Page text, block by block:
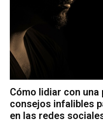
Cómo lidiar con
consejos infalibles
en las redes